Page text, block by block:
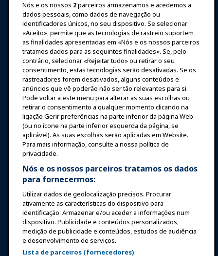
Entrar Junte-se Agora
Prêmios Carreiras
Contato
Expos e Eventos
Notícias & Diversão
Educação
Segurança & Proteção
Advocacia
Pesquisa e Relatórios
Sobre a IAAPA
Parceiros
Nós e os nossos 2parceiros armazenamos e acedemos a
dados pessoais, como dados de navegação ou
identificadores únicos, no seu dispositivo. Se selecionar
«Aceito», permite que as tecnologias de rastreio suportem
as finalidades apresentadas em «Nós e os nossos parceiros
tratamos dados para as seguintes finalidades». Se, pelo
contrário, selecionar «Rejeitar tudo» ou retirar o seu
consentimento, estas tecnologias serão desativadas. Se os
rastreadores forem desativados, alguns conteúdos e
anúncios que vê poderão não ser tão relevantes para si.
Pode voltar a este menu para alterar as suas escolhas ou
retirar o consentimento a qualquer momento clicando na
ligação Gerir preferências na parte inferior da página Web
(ou no ícone na parte inferior esquerda da página, se
aplicável). As suas escolhas serão aplicadas em Website.
Para mais informação, consulte a nossa política de
privacidade.
Nós e os nossos parceiros tratamos os dados
para fornecermos:
Utilizar dados de geolocalização precisos. Procurar
ativamente as características do dispositivo para
identificação. Armazenar e/ou aceder a informações num
dispositivo. Publicidade e conteúdos personalizados,
medição de publicidade e conteúdos, estudos de audiência
e desenvolvimento de serviços.
Lista de parceiros (fornecedores)